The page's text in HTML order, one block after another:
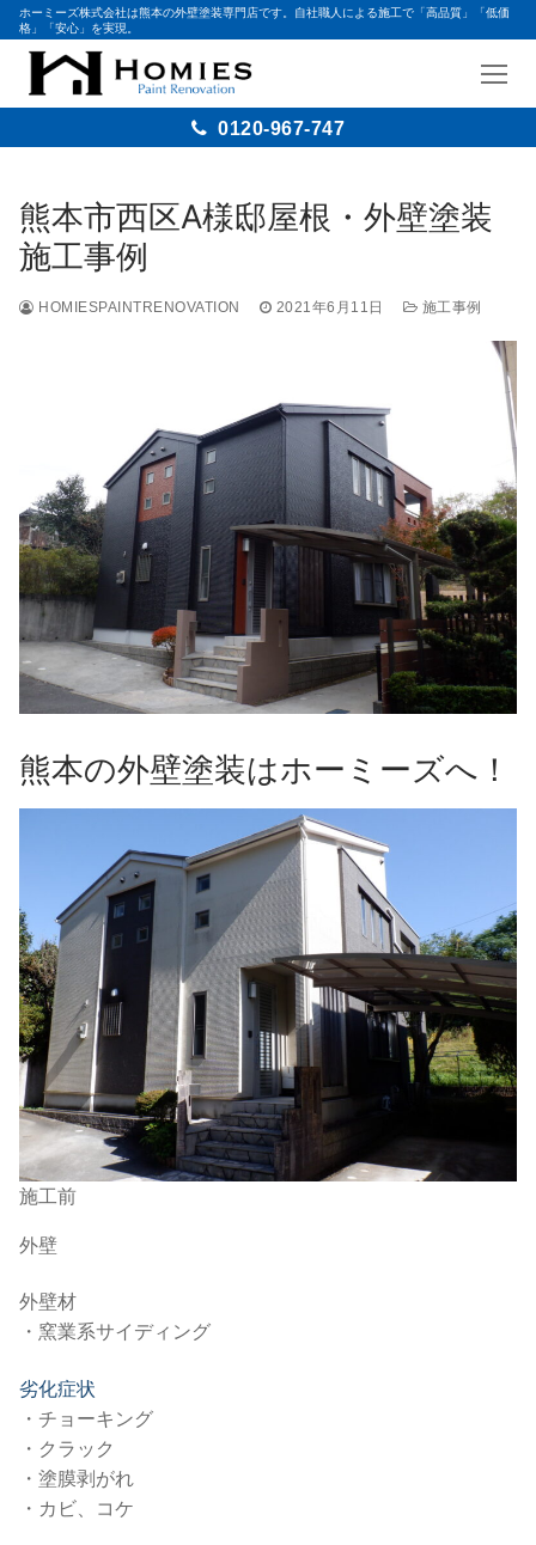
ホーミーズ株式会社は熊本の外壁塗装専門店です。自社職人による施工で「高品質」「低価
格」「安心」を実現。
0120-967-747
熊本市西区A様邸屋根・外壁塗装
施工事例
HOMIESPAINTRENOVATION 2021年6月11日 施工事例
熊本の外壁塗装はホーミーズへ！
施工前
外壁
外壁材
・窯業系サイディング
劣化症状
・チョーキング
・クラック
・塗膜剥がれ
・カビ、コケ